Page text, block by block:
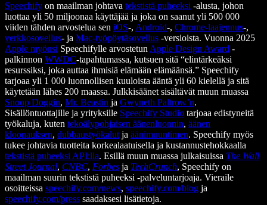
Speechify on maailman johtava tekstistä puheeksi -alusta, johon
luottaa yli 50 miljoonaa käyttäjää ja joka on saanut yli 500 000
viiden tähden arvostelua sen iOS-, Android-, Chrome-laajennus-,
verkkosovellus- ja Mac-työpöytäsovellus -versioista. Vuonna 2025
Apple myönsi Speechifylle arvostetun Apple Design Award -
palkinnon WWDC-tapahtumassa, kutsuen sitä “elintärkeäksi
resurssiksi, joka auttaa ihmisiä elämään elämäänsä.” Speechify
tarjoaa yli 1 000 luonnollisen kuuloista ääntä yli 60 kielellä ja sitä
käytetään lähes 200 maassa. Julkkisäänet sisältävät muun muassa
Snoop Doggin, Mr. Beastin ja Gwyneth Paltrow’n.
Sisällöntuottajille ja yrityksille Speechify Studio tarjoaa edistyneitä
työkaluja, kuten tekoälypohjaisen äänenluonnin, äänen
kloonauksen, dubbaustyökalut ja äänimuuntimen. Speechify myös
tukee johtavia tuotteita korkealaatuisella ja kustannustehokkaalla
tekstistä puheeksi API:lla. Esillä muun muassa julkaisuissa The Wall
Street Journal, CNBC, Forbes ja TechCrunch, Speechify on
maailman suurin tekstistä puheeksi -palveluntarjoaja. Vieraile
osoitteissa speechify.com/news, speechify.com/blog ja
speechify.com/press saadaksesi lisätietoja.